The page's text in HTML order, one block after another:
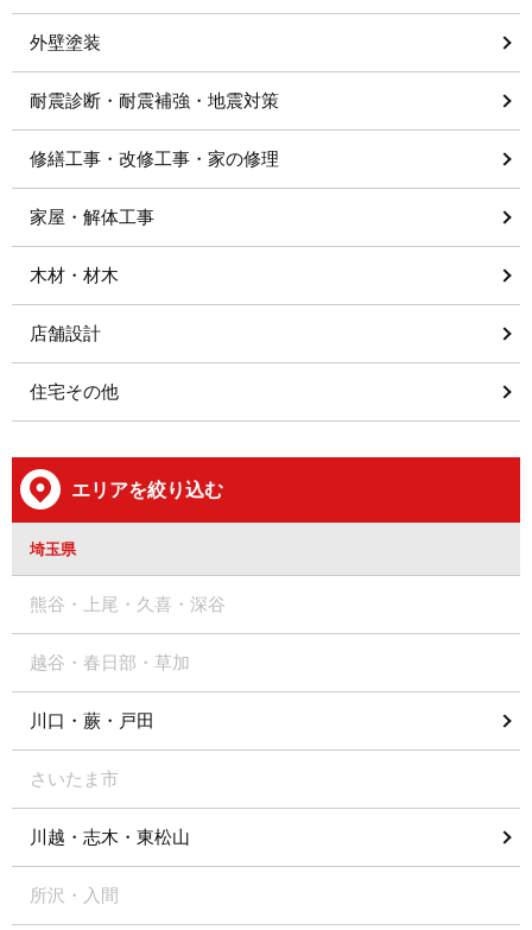
外壁塗装
耐震診断・耐震補強・地震対策
修繕工事・改修工事・家の修理
家屋・解体工事
木材・材木
店舗設計
住宅その他
エリアを絞り込む
埼玉県
熊谷・上尾・久喜・深谷
越谷・春日部・草加
川口・蕨・戸田
さいたま市
川越・志木・東松山
所沢・入間